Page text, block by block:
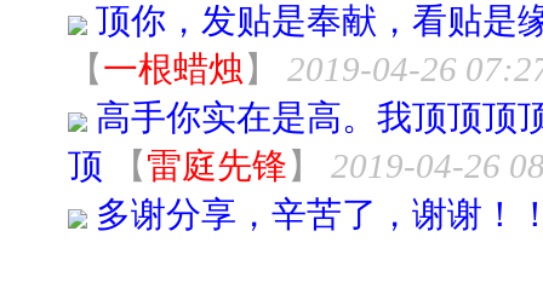
顶你，发贴是奉献，看贴是
【一根蜡烛 】
2019-04-26
高手你实在是高。我顶顶顶
顶
【雷庭先锋】
2019-04-26
多谢分享，辛苦了，谢谢！